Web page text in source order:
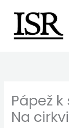
obsah
Pápež
Na